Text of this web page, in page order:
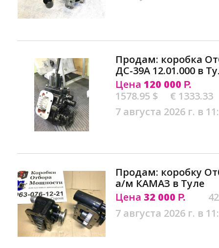
Продам: коробка
ДС-39А 12.01.000 в
Цена 120 000 Р.
1578.95 $
€ 1333.33
7 августа 2026 г. в
Продам: коробку
а/м КАМАЗ в Туле
Цена 32 000 Р.
7 августа 2026 г. в